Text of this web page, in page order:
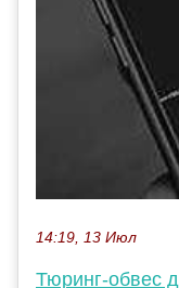
14:19, 13 Июл
Тюринг-обвес